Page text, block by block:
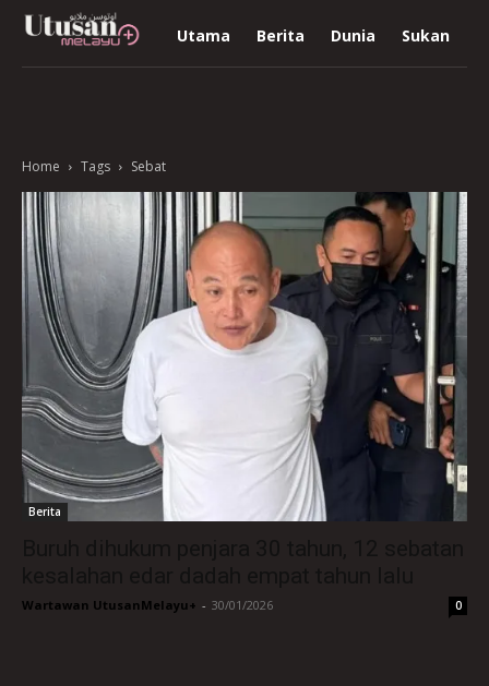
Utama Berita Dunia Sukan
Home Tags Sebat
Berita
Wartawan UtusanMelayu+ - 30/01/2026 0